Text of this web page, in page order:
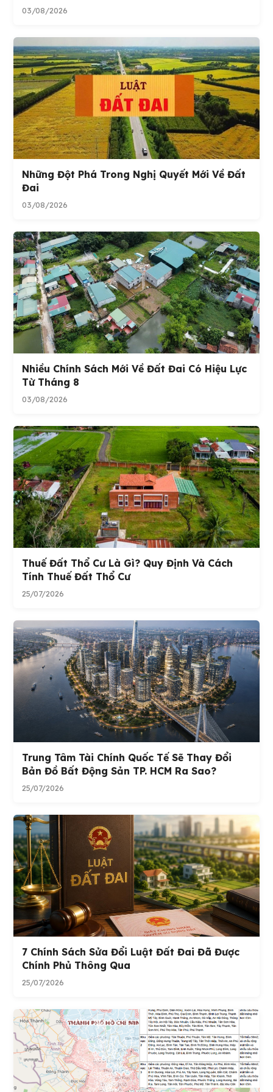
03/08/2026
Những Đột Phá Trong Nghị Quyết Mới Về Đất
Đai
03/08/2026
Nhiều Chính Sách Mới Về Đất Đai Có Hiệu Lực
Từ Tháng 8
03/08/2026
Thuế Đất Thổ Cư Là Gì? Quy Định Và Cách
Tính Thuế Đất Thổ Cư
25/07/2026
Trung Tâm Tài Chính Quốc Tế Sẽ Thay Đổi
Bản Đồ Bất Động Sản TP. HCM Ra Sao?
25/07/2026
7 Chính Sách Sửa Đổi Luật Đất Đai Đã Được
Chính Phủ Thông Qua
25/07/2026